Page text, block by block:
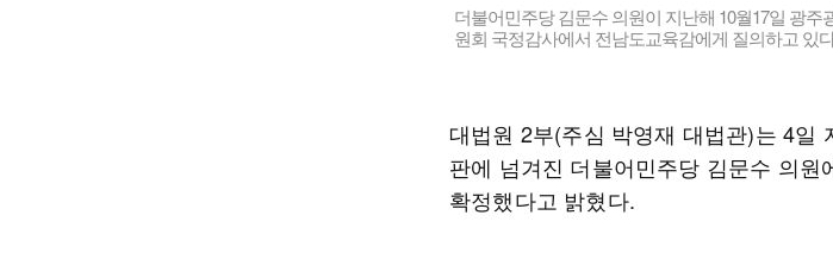
더불어민주당 김문수 의원이 지난해 10월17일 광
원회 국정감사에서 전남도교육감에게 질의하고 있
대법원 2부(주심 박영재 대법관)는 4일
판에 넘겨진 더불어민주당 김문수 의
확정했다고 밝혔다.